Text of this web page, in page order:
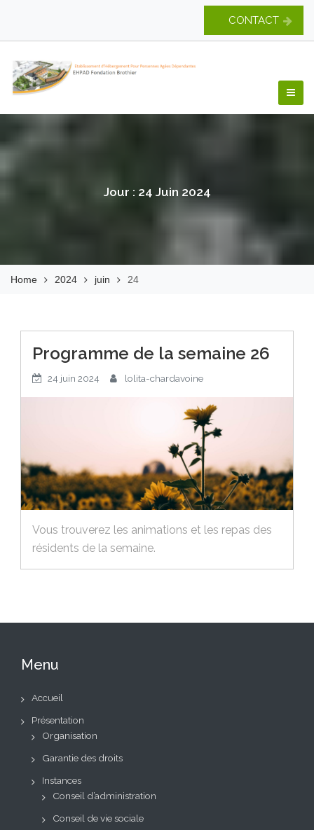
content
CONTACT
Jour : 24 Juin 2024
Home 2024 juin 24
Programme de la semaine 26
24 juin 2024 lolita-chardavoine
Vous trouverez les animations et les repas des
résidents de la semaine.
Menu
Accueil
Présentation
Organisation
Garantie des droits
Instances
Conseil d’administration
Conseil de vie sociale